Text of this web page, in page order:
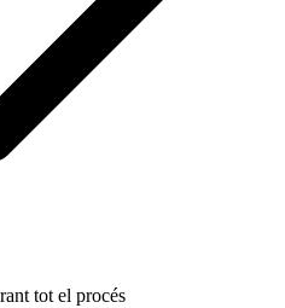
tot el procés